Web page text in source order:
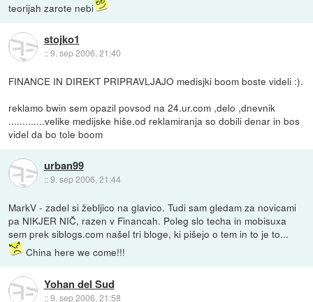
teorijah zarote nebi
stojko1
::9. sep 2006, 21:40
FINANCE IN DIREKT PRIPRAVLJAJO medisjki boom boste videli :).
reklamo bwin sem opazil povsod na 24.ur.com ,delo ,dnevnik
.............velike medijske hiše.od reklamiranja so dobili denar in bos
videl da bo tole boom
urban99
::9. sep 2006, 21:44
MarkV - zadel si žebljico na glavico. Tudi sam gledam za novicami
pa NIKJER NIČ, razen v Financah. Poleg slo techa in mobisuxa
sem prek siblogs.com našel tri bloge, ki pišejo o tem in to je to...
China here we come!!!
Yohan del Sud
::9. sep 2006, 21:58